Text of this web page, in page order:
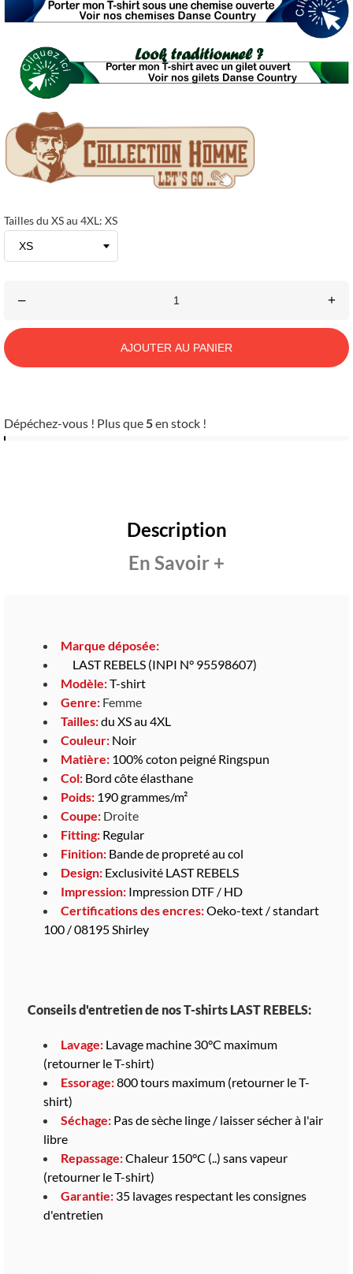
Tailles du XS au 4XL: XS
– +
AJOUTER AU PANIER
Dépéchez-vous ! Plus que 5en stock !
Description
En Savoir +
Marque déposée:
LAST REBELS (INPI N° 95598607)
Modèle:T-shirt
Genre: Femme
Tailles:du XS au 4XL
Couleur: Noir
Matière: 100% coton peigné Ringspun
Col: Bord côte élasthane
Poids: 190 grammes/m²
Coupe: Droite
Fitting: Regular
Finition: Bande de propreté au col
Design: Exclusivité LAST REBELS
Impression: Impression DTF / HD
Certifications des encres:Oeko-text / standart
100 / 08195 Shirley
Conseils d'entretien de nos T-shirts LAST REBELS:
Lavage: Lavage machine 30°C maximum
(retourner le T-shirt)
Essorage:800 tours maximum (retourner le T-
shirt)
Séchage: Pas de sèche linge / laisser sécher à l'air
libre
Repassage:Chaleur 150°C (..) sans vapeur
(retourner le T-shirt)
Garantie: 35 lavages respectant les consignes
d'entretien